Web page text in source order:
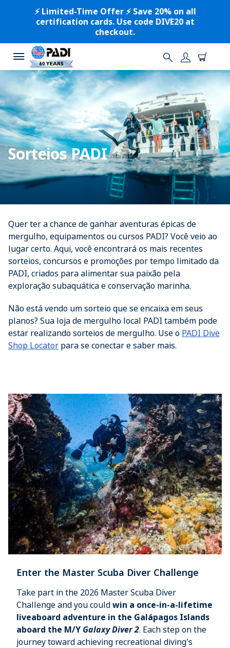
⚡️ Limited-Time Offer ⚡️ Save 20% on all
certification cards. Use code DIVE20 at
checkout.
Sorteios PADI
Quer ter a chance de ganhar aventuras épicas de
mergulho, equipamentos ou cursos PADI? Você veio ao
lugar certo. Aqui, você encontrará os mais recentes
sorteios, concursos e promoções por tempo limitado da
PADI, criados para alimentar sua paixão pela
exploração subaquática e conservação marinha.
Não está vendo um sorteio que se encaixa em seus
planos? Sua loja de mergulho local PADI também pode
estar realizando sorteios de mergulho. Use o PADI Dive
Shop Locator para se conectar e saber mais.
Enter the Master Scuba Diver Challenge
Take part in the 2026 Master Scuba Diver
Challenge and you couldwin a once-in-a-lifetime
liveaboard adventure in the Galápagos Islands
aboard the M/Y Galaxy Diver 2. Each step on the
journey toward achieving recreational diving's